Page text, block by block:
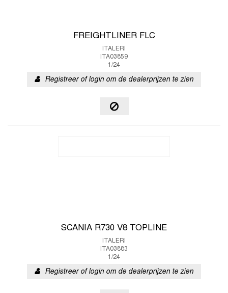
FREIGHTLINER FLC
ITALERI
ITA03859
1/24
Registreer of login om de dealerprijzen te zien
SCANIA R730 V8 TOPLINE
ITALERI
ITA03883
1/24
Registreer of login om de dealerprijzen te zien